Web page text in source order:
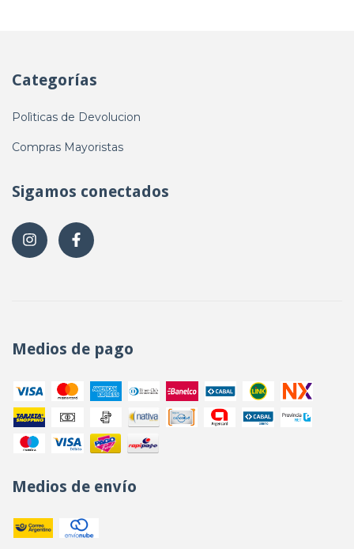
Categorías
Polìticas de Devolucion
Compras Mayoristas
Sigamos conectados
Medios de pago
Medios de envío